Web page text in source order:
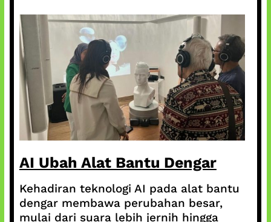
AI Ubah Alat Bantu Dengar
Kehadiran teknologi AI pada alat bantu
dengar membawa perubahan besar,
mulai dari suara lebih jernih hingga